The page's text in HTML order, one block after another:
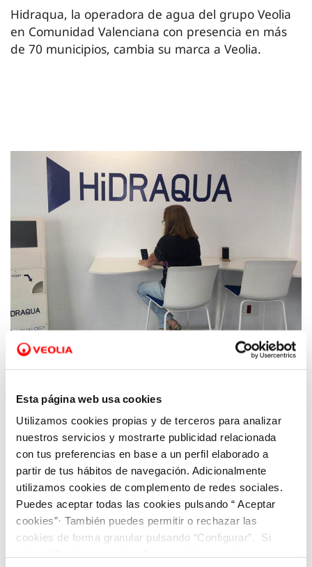
Esta página web usa cookies
Utilizamos cookies propias y de terceros para analizar
nuestros servicios y mostrarte publicidad relacionada
con tus preferencias en base a un perfil elaborado a
partir de tus hábitos de navegación. Adicionalmente
utilizamos cookies de complemento de redes sociales.
Puedes aceptar todas las cookies pulsando “ Aceptar
cookies”· También puedes permitir o rechazar las
cookies de forma granular pulsando “Configurar”. Si
Hidraqua, la operadora de agua del grupo Veolia
en Comunidad Valenciana con presencia en más
de 70 municipios, cambia su marca a Veolia.
mixtas en el servicio de gestión del agua
ofrecido a sus clientes en Comunitat
Valenciana